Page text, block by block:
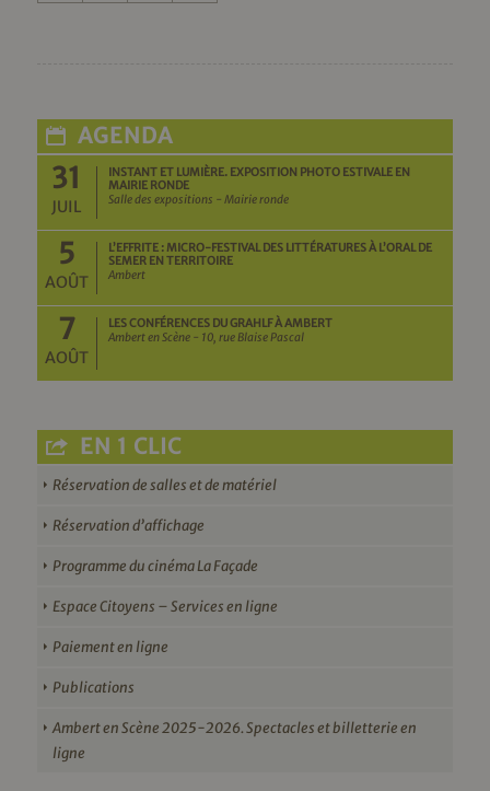
AGENDA
31
JUIL
INSTANT ET LUMIÈRE. EXPOSITION PHOTO ESTIVALE EN
MAIRIE RONDE
Salle des expositions - Mairie ronde
5
AOÛT
L’EFFRITE : MICRO-FESTIVAL DES LITTÉRATURES À L’ORAL DE
SEMER EN TERRITOIRE
Ambert
7
AOÛT
LES CONFÉRENCES DU GRAHLF À AMBERT
Ambert en Scène - 10, rue Blaise Pascal
EN 1 CLIC
Réservation de salles et de matériel
Réservation d’affichage
Programme du cinéma La Façade
Espace Citoyens – Services en ligne
Paiement en ligne
Publications
Ambert en Scène 2025-2026. Spectacles et billetterie en
ligne